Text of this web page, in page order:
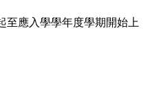
至應入學學年度學期開始上